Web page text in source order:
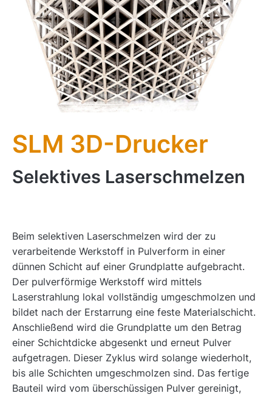
SLM 3D-Drucker
Selektives Laserschmelzen
Beim selektiven Laserschmelzen wird der zu
verarbeitende Werkstoff in Pulverform in einer
dünnen Schicht auf einer Grundplatte aufgebracht.
Der pulverförmige Werkstoff wird mittels
Laserstrahlung lokal vollständig umgeschmolzen und
bildet nach der Erstarrung eine feste Materialschicht.
Anschließend wird die Grundplatte um den Betrag
einer Schichtdicke abgesenkt und erneut Pulver
aufgetragen. Dieser Zyklus wird solange wiederholt,
bis alle Schichten umgeschmolzen sind. Das fertige
Bauteil wird vom überschüssigen Pulver gereinigt,